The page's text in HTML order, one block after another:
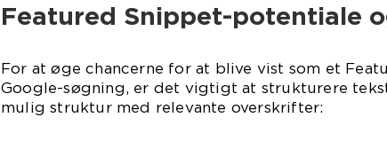
Featured Snippet-potentiale
For at øge chancerne for at blive vist som et
Google-søgning, er det vigtigt at strukturere
mulig struktur med relevante overskrifter: